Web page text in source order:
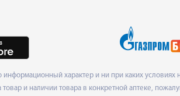
информационный характер и ни при каких условиях
и наличии товара в конкретной аптеке,